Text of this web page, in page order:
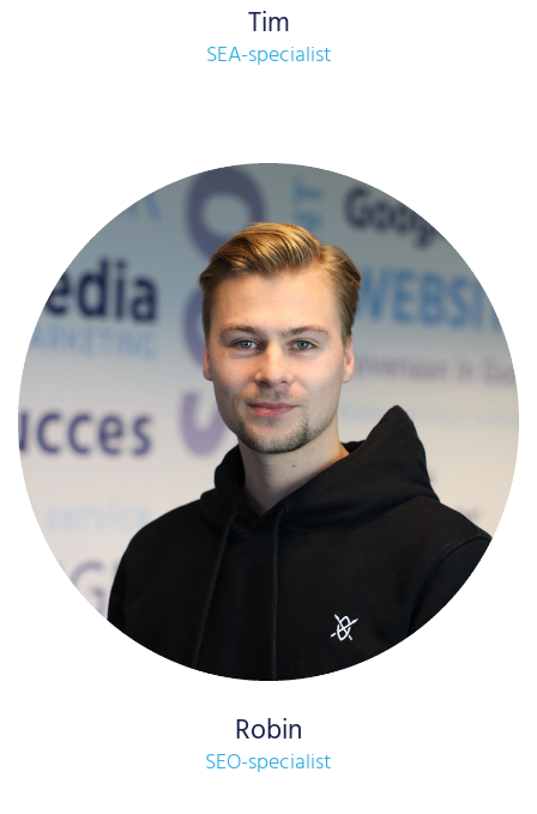
Tim
SEA-specialist
Robin
SEO-specialist